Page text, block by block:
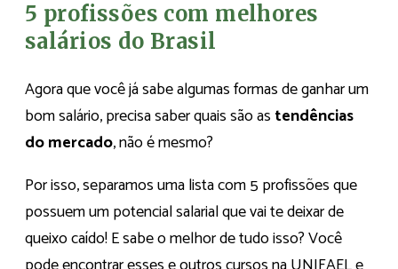
5 profissões com melhores
salários do Brasil
Agora que você já sabe algumas formas de ganhar um
bom salário, precisa saber quais são as tendências
do mercado, não é mesmo?
Por isso, separamos uma lista com 5 profissões que
possuem um potencial salarial que vai te deixar de
queixo caído! E sabe o melhor de tudo isso? Você